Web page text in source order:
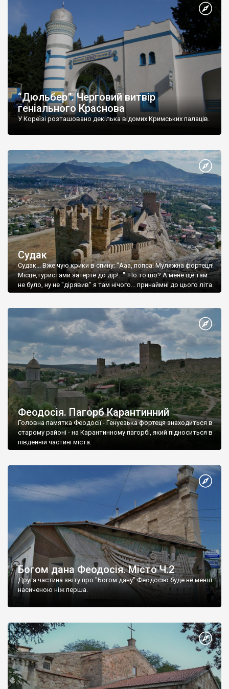
“Дюльбер”. Черговий витвір
геніального Краснова
У Кореїзі розташовано декілька відомих Кримських палаців.
Судак
Судак... Вже чую крики в спину: "Ааа, попса! Муляжна фортеця!
Місце,туристами затерте до дір!..." Но то шо? А мене ще там
не було, ну не "дірявив" я там нічого... принаймні до цього літа.
Феодосія. Пагорб Карантинний
Головна памятка Феодосії - Генуезька фортеця знаходиться в
старому районі - на Карантинному пагорбі, який підноситься в
південній частині міста.
Богом дана Феодосія. Місто Ч.2
Друга частина звіту про "Богом дану" Феодосію буде не менш
насиченою ніж перша.